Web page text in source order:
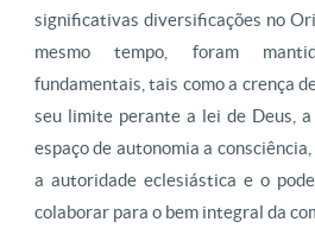
significativas diversificações no
mesmo tempo, foram
fundamentais, tais como a crença
seu limite perante a lei de Deus,
espaço de autonomia a
a autoridade eclesiástica e o
colaborar para o bem integral da